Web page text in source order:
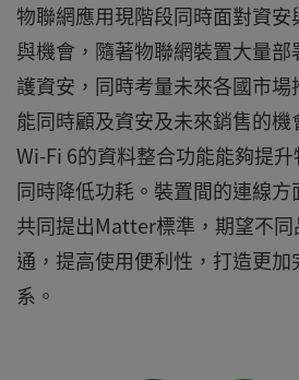
物聯網應用現階段同時面對資
與機會，隨著物聯網裝置大量
護資安，同時考量未來各國市
能同時顧及資安及未來銷售的機
Wi-Fi 6的資料整合功能能夠提升
同時降低功耗。裝置間的連線
共同提出Matter標準，期望不
通，提高使用便利性，打造更
系。